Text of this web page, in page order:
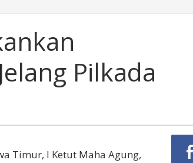
Pilkada
Timur, I Ketut Maha Agung,